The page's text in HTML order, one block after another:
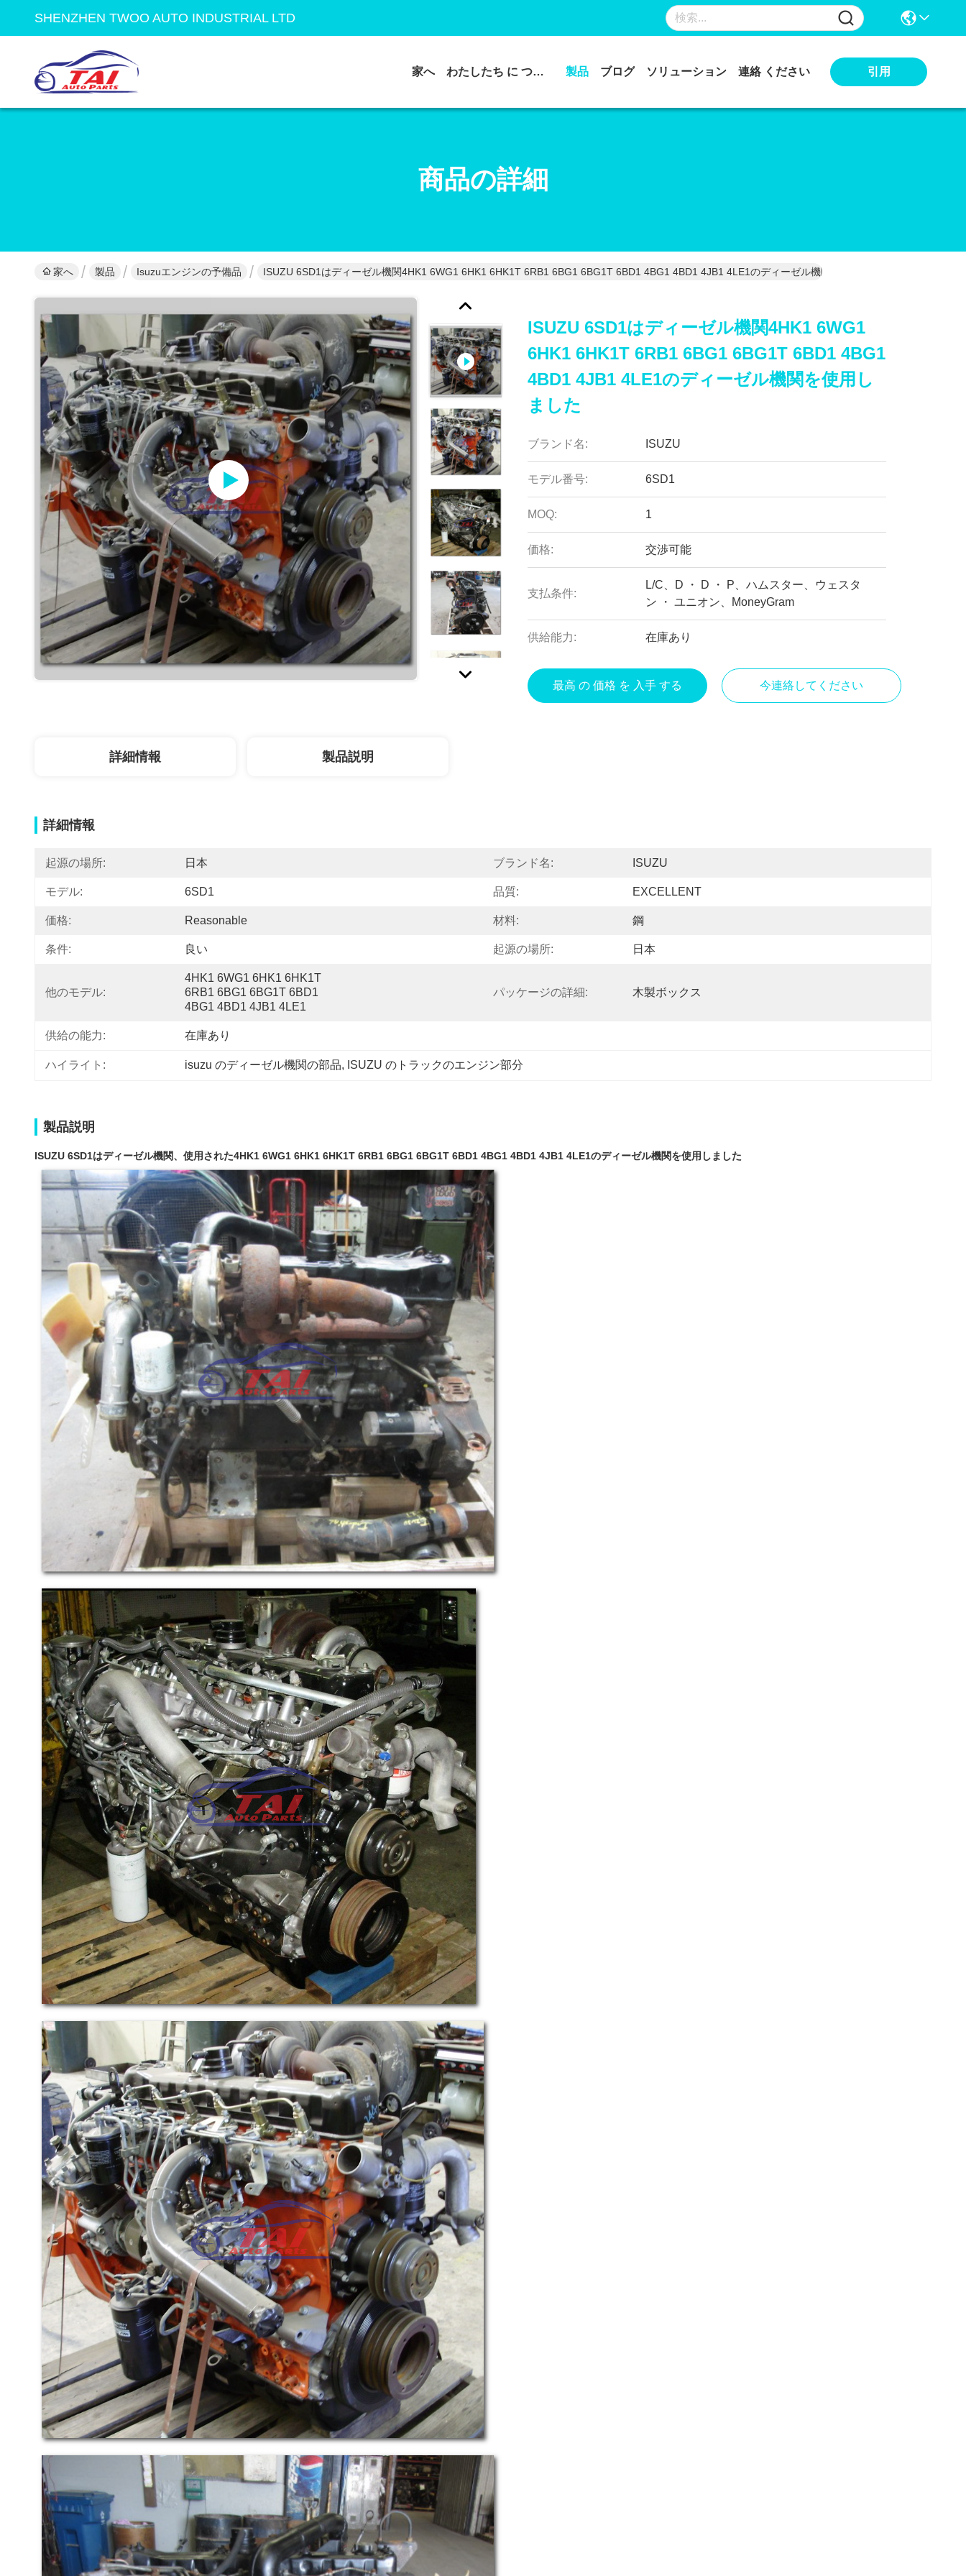
SHENZHEN TWOO AUTO INDUSTRIAL LTD
家へ わたしたち に つい て 製品 ブログ ソリューション 連絡 ください 引用
商品の詳細
家へ 製品 Isuzuエンジンの予備品 ISUZU 6SD1はディーゼル機関4HK1 6WG1 6HK1 6HK1T 6RB1 6BG1 6BG1T 6BD1 4BG1 4BD1 4JB1 4LE1のディーゼル機関を使用しました
ISUZU 6SD1はディーゼル機関4HK1 6WG1
6HK1 6HK1T 6RB1 6BG1 6BG1T 6BD1 4BG1
4BD1 4JB1 4LE1のディーゼル機関を使用し
ました
ブランド名: ISUZU
モデル番号: 6SD1
MOQ: 1
価格: 交渉可能
支払条件:
L/C、D ・ D ・ P、ハムスター、ウェスタ
ン ・ ユニオン、MoneyGram
供給能力: 在庫あり
最高 の 価格 を 入手 する 今連絡してください
詳細情報 製品説明
詳細情報
起源の場所: 日本 ブランド名: ISUZU
モデル: 6SD1 品質: EXCELLENT
価格: Reasonable 材料: 鋼
条件: 良い 起源の場所: 日本
他のモデル:
4HK1 6WG1 6HK1 6HK1T
6RB1 6BG1 6BG1T 6BD1
4BG1 4BD1 4JB1 4LE1
パッケージの詳細: 木製ボックス
供給の能力: 在庫あり
ハイライト: isuzu のディーゼル機関の部品, ISUZU のトラックのエンジン部分
製品説明
ISUZU 6SD1はディーゼル機関、使用された4HK1 6WG1 6HK1 6HK1T 6RB1 6BG1 6BG1T 6BD1 4BG1 4BD1 4JB1 4LE1のディーゼル機関を使用しました